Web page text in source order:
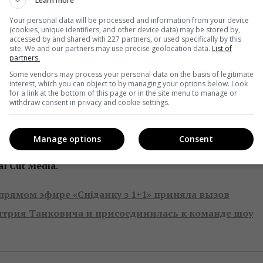
много танцев под известные хиты и эксклюзивные
становились гостями программы «Светская жизнь».
ботаническом саду построили сцену, разместив
«1+1» с 2008 года. В формате интервью ведущая
шоу-бизнеса, политиками и светскими
вечеринках и светских мероприятиях. Над
Cut Media.
эфире «Сніданку з 1+1» приняла вызов
Танковича и присоединилась к команде шоу
Your personal data will be processed and information from your device
(cookies, unique identifiers, and other device data) may be stored by,
accessed by and shared with 227 partners, or used specifically by this
site. We and our partners may use precise geolocation data. List of
partners.
Some vendors may process your personal data on the basis of legitimate
interest, which you can object to by managing your options below. Look
for a link at the bottom of this page or in the site menu to manage or
withdraw consent in privacy and cookie settings.
Consent
Manage options